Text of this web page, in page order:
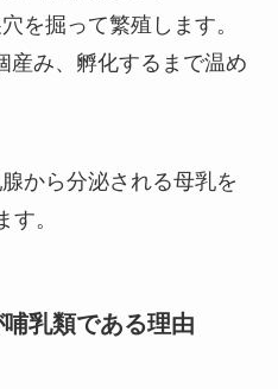
を掘って繁殖します。
産み、孵化するまで温め
から分泌される母乳を
。
乳類である理由